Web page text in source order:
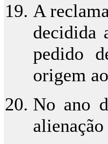
A
decidida
pedido
origem
No ano